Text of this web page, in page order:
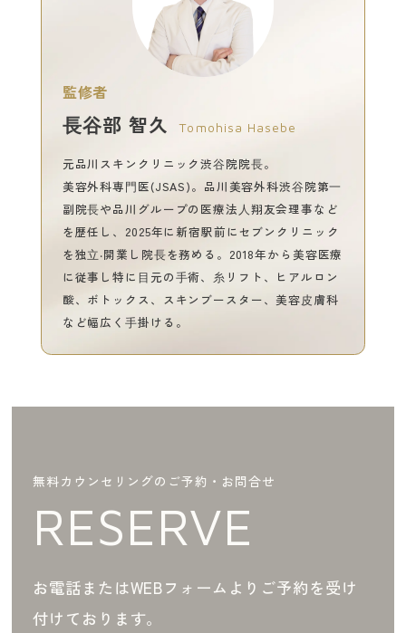
監修者
⻑⾕部 智久 Tomohisa Hasebe
元品川スキンクリニック渋⾕院院⻑。
美容外科専⾨医(JSAS)。品川美容外科渋⾕院第⼀
副院⻑や品川グループの医療法⼈翔友会理事など
を歴任し、2025年に新宿駅前にセブンクリニック
を独⽴‧開業し院⻑を務める。2018年から美容医療
に従事し特に⽬元の⼿術、⽷リフト、ヒアルロン
酸、ボトックス、スキンブースター、美容⽪膚科
など幅広く⼿掛ける。
無料カウンセリングのご予約・お問合せ
RESERVE
お電話またはWEBフォームよりご予約を受け
付けております。